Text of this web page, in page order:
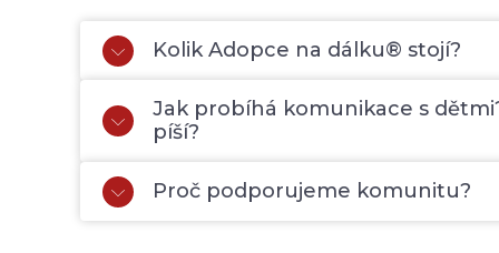
Kolik Adopce na dálku® stojí?
Jak probíhá komunikace s
píší?
Proč podporujeme komunitu?